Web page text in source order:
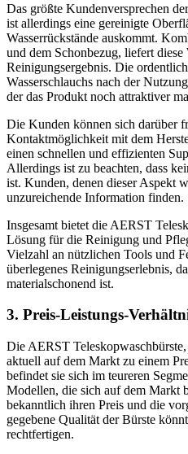
Das größte Kundenversprechen
ist allerdings eine gereinigte
Wasserrückstände auskommt.
und dem Schonbezug, liefert diese
Reinigungsergebnis. Die
Wasserschlauchs nach der
der das Produkt noch attraktiver
Die Kunden können sich darüber
Kontaktmöglichkeit mit dem
einen schnellen und effizienten
Allerdings ist zu beachten, dass
ist. Kunden, denen dieser Aspekt
unzureichende Information finden.
Insgesamt bietet die AERST
Lösung für die Reinigung und
Vielzahl an nützlichen Tools und
überlegenes Reinigungserlebnis,
materialschonend ist.
3. Preis-Leistungs-
Die AERST
aktuell auf dem Markt zu einem
befindet sie sich im teureren
Modellen, die sich auf dem Markt
bekanntlich ihren Preis und die
gegebene Qualität der Bürste
rechtfertigen.